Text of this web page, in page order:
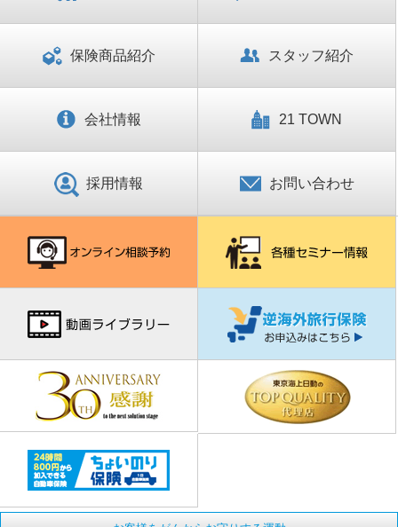
保険商品紹介 スタッフ紹介
会社情報 21 TOWN
採用情報 お問い合わせ